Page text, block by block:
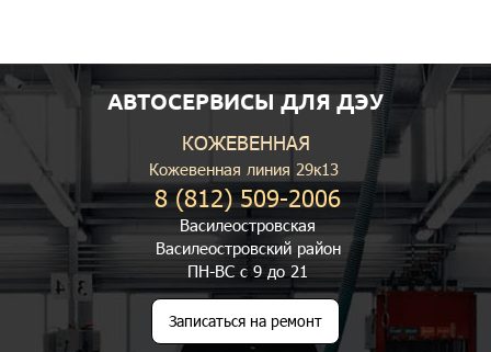
АВТОСЕРВИСЫ ДЛЯ ДЭУ
КОЖЕВЕННАЯ
Кожевенная линия 29к13
8 (812) 509-2006
Василеостровская
Василеостровский район
ПН-ВС с 9 до 21
Записаться на ремонт